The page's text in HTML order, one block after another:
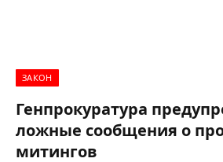
ЗАКОН
Генпрокуратура
ложные сообщения о
митингов